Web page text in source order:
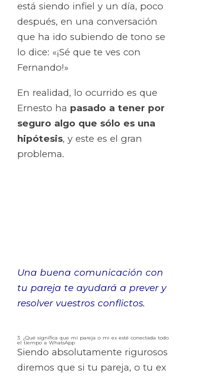
está siendo infiel y un día, poco
después, en una conversación
que ha ido subiendo de tono se
lo dice: «¡Sé que te ves con
Fernando!»
En realidad, lo ocurrido es que
Ernesto ha pasado a tener por
seguro algo que sólo es una
hipótesis, y este es el gran
problema.
Una buena comunicación con
tu pareja te ayudará a prever y
resolver vuestros conflictos.
3. ¿Qué significa que mi pareja o mi ex esté conectada todo
el tiempo a WhatsApp
Siendo absolutamente rigurosos
diremos que si tu pareja, o tu ex